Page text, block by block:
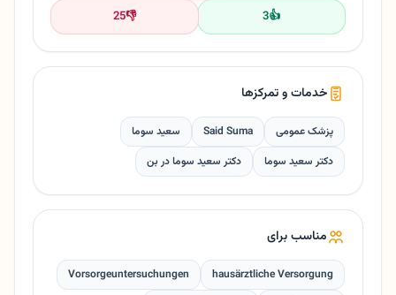
👍
3
👎
25
خدمات و تمرکزها
پزشک عمومی Said Suma
سعید سوما
دکتر سعید سوما
دکتر سعید سوما در بن
مناسب برای
hausärztliche Versorgung
Vorsorgeuntersuchungen